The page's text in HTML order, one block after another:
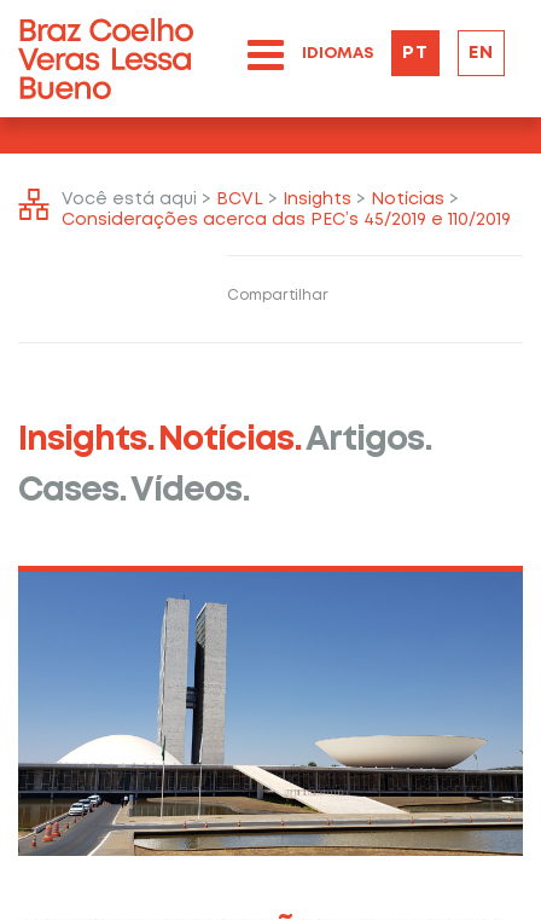
IDIOMAS PT EN
Você está aqui > BCVL > Insights > Notícias >
Considerações acerca das PEC’s 45/2019 e 110/2019
Compartilhar
Insights. Notícias.Artigos.
Cases. Vídeos.